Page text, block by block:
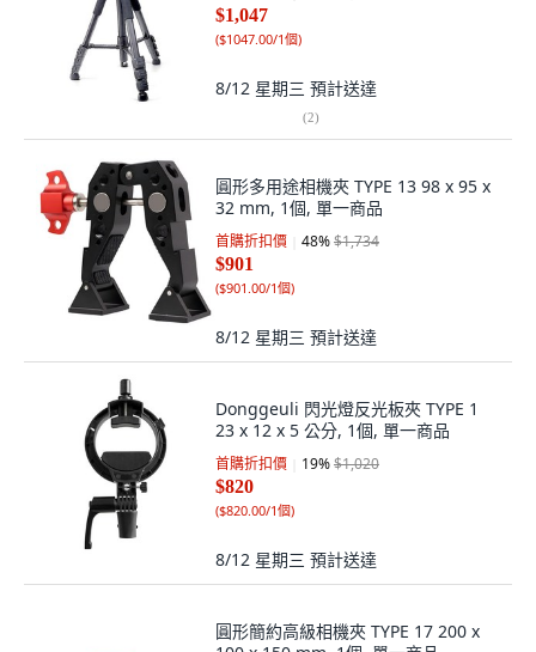
$1,047
($1047.00/1個)
8/12 星期三 預計送達
(2)
圓形多用途相機夾 TYPE 13 98 x 95 x
32 mm, 1個, 單一商品
首購折扣價 48%$1,734
$901
($901.00/1個)
8/12 星期三 預計送達
Donggeuli 閃光燈反光板夾 TYPE 1
23 x 12 x 5 公分, 1個, 單一商品
首購折扣價 19%$1,020
$820
($820.00/1個)
8/12 星期三 預計送達
圓形簡約高級相機夾 TYPE 17 200 x